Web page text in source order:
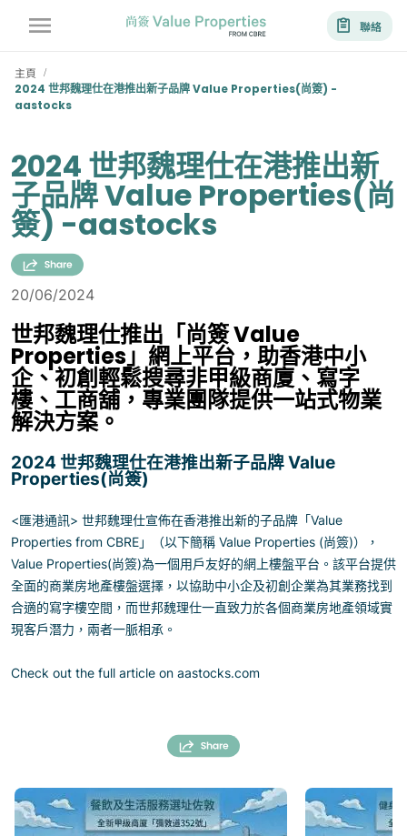
聯絡
主頁 /
2024 世邦魏理仕在港推出新子品牌 Value Properties(尚簽) -
aastocks
2024 世邦魏理仕在港推出新
子品牌 Value Properties(尚
簽) -aastocks
20/06/2024
世邦魏理仕推出「尚簽 Value
Properties」網上平台，助香港中小
企、初創輕鬆搜尋非甲級商廈、寫字
樓、工商舖，專業團隊提供一站式物業
解決方案。
2024 世邦魏理仕在港推出新子品牌 Value
Properties(尚簽)
<匯港通訊> 世邦魏理仕宣佈在香港推出新的子品牌「Value
Properties from CBRE」（以下簡稱 Value Properties (尚簽)），
Value Properties(尚簽)為一個用戶友好的網上樓盤平台。該平台提供
全面的商業房地產樓盤選擇，以協助中小企及初創企業為其業務找到
合適的寫字樓空間，而世邦魏理仕一直致力於各個商業房地產領域實
現客戶潛力，兩者一脈相承。
Check out the full article on aastocks.com